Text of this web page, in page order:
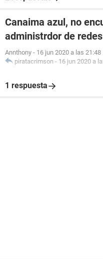
Canaima azul, no
administrdor de
Annthony - 16 jun 2020 a las 21:48
piratacrimson - 16 jun 2020 a
1 respuesta